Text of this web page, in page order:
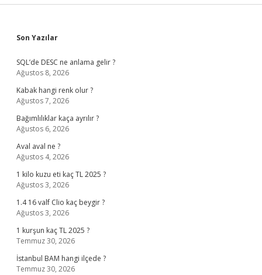
Sidebar
Son Yazılar
SQL’de DESC ne anlama gelir ?
Ağustos 8, 2026
Kabak hangi renk olur ?
Ağustos 7, 2026
Bağımlılıklar kaça ayrılır ?
Ağustos 6, 2026
Aval aval ne ?
Ağustos 4, 2026
1 kilo kuzu eti kaç TL 2025 ?
Ağustos 3, 2026
1.4 16 valf Clio kaç beygir ?
Ağustos 3, 2026
1 kurşun kaç TL 2025 ?
Temmuz 30, 2026
İstanbul BAM hangi ilçede ?
Temmuz 30, 2026